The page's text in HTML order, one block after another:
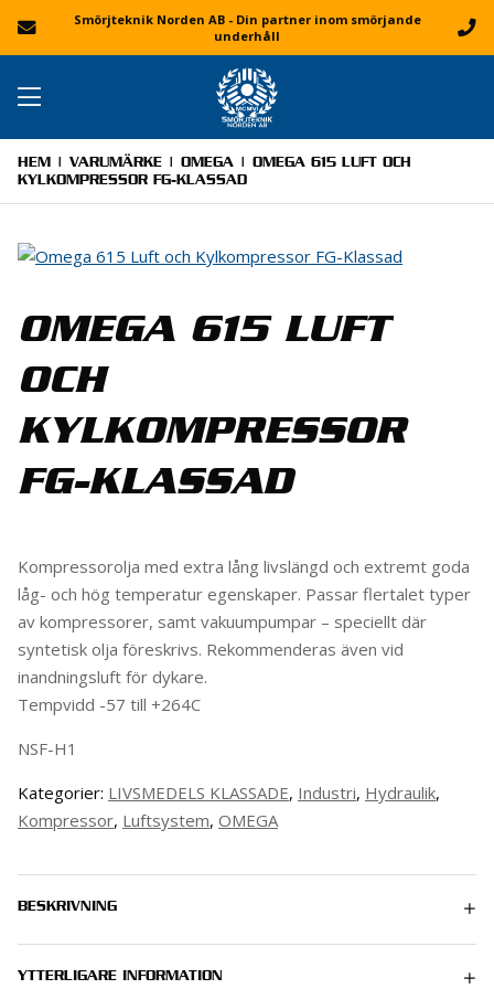
Smörjteknik Norden AB - Din partner inom smörjande
underhåll
HEM | VARUMÄRKE | OMEGA | OMEGA 615 LUFT OCH
KYLKOMPRESSOR FG-KLASSAD
OMEGA 615 LUFT
OCH
KYLKOMPRESSOR
FG-KLASSAD
Kompressorolja med extra lång livslängd och extremt goda
låg- och hög temperatur egenskaper. Passar flertalet typer
av kompressorer, samt vakuumpumpar – speciellt där
syntetisk olja föreskrivs. Rekommenderas även vid
inandningsluft för dykare.
Tempvidd -57 till +264C
NSF-H1
Kategorier: LIVSMEDELS KLASSADE, Industri, Hydraulik,
Kompressor, Luftsystem, OMEGA
BESKRIVNING
YTTERLIGARE INFORMATION